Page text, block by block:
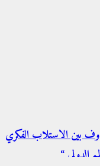
بين الاستلاب الفكري
الدولي “